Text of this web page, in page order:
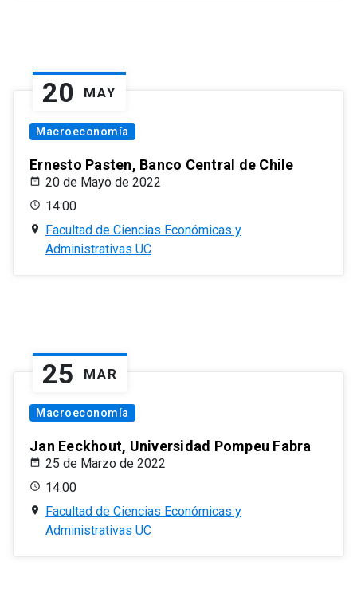
20 MAY
Macroeconomía
Ernesto Pasten, Banco Central de Chile
20 de Mayo de 2022
14:00
Facultad de Ciencias Económicas y
Administrativas UC
25 MAR
Macroeconomía
Jan Eeckhout, Universidad Pompeu Fabra
25 de Marzo de 2022
14:00
Facultad de Ciencias Económicas y
Administrativas UC